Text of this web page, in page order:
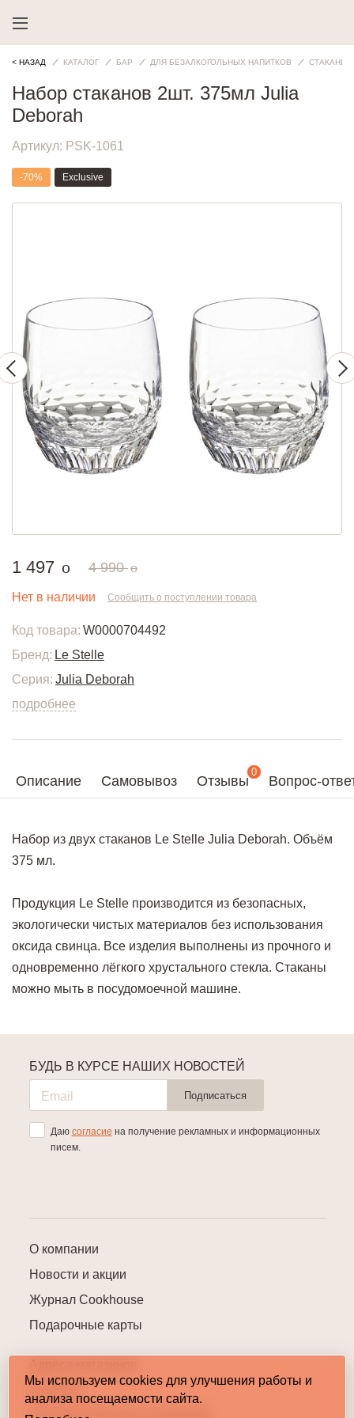
< НАЗАД КАТАЛОГ БАР ДЛЯ БЕЗАЛКОГОЛЬНЫХ НАПИТКОВ СТАКАНЫ
Описание Самовывоз Отзывы
0
Вопрос-
Набор из двух стаканов Le Stelle Julia Deborah. Объём
375 мл.
Продукция Le Stelle производится из безопасных,
экологически чистых материалов без использования
оксида свинца. Все изделия выполнены из прочного и
одновременно лёгкого хрустального стекла. Стаканы
можно мыть в посудомоечной машине.
Набор стаканов 2шт. 375мл Julia
Deborah
Артикул: PSK-1061
-70% Exclusive
1 497 руб.
o 4 990руб.
o
Нет в наличии Сообщить о поступлении товара
Код товара: W0000704492
Бренд: Le Stelle
Серия: Julia Deborah
подробнее
О компании
Новости и акции
Журнал Cookhouse
Подарочные карты
Пользовательское соглашение
БУДЬ В КУРСЕ НАШИХ НОВОСТЕЙ
Подписаться
Даю согласие на получение рекламных и информационных
писем.
Мы используем cookies для улучшения работы и
анализа посещаемости сайта.